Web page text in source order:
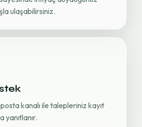
ulaşabilirsiniz.
kanalı ile talepleriniz kayıt
yanıtlanır.